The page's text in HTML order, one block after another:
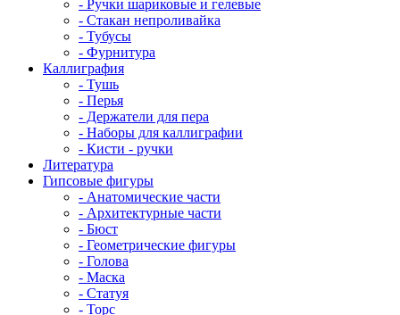
- Ручки шариковые и гелевые
- Стакан непроливайка
- Тубусы
- Фурнитура
Каллиграфия
- Тушь
- Перья
- Держатели для пера
- Наборы для каллиграфии
- Кисти - ручки
Литература
Гипсовые фигуры
- Анатомические части
- Архитектурные части
- Бюст
- Геометрические фигуры
- Голова
- Маска
- Статуя
- Торс